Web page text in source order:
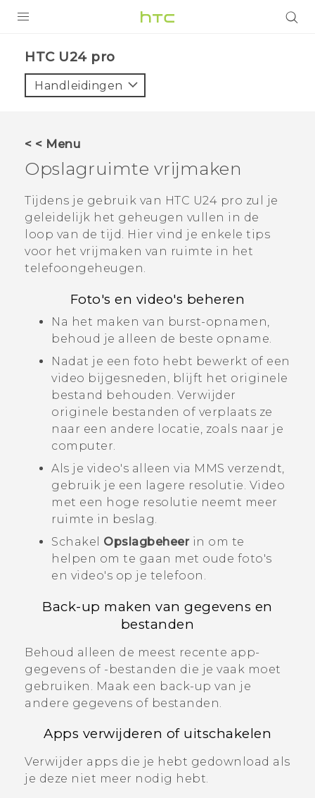
VIVE
HTC Club
SUPPORT
HTC-apparaten & -accessoires
VIVERSE
HTC U24 pro‎
Handleidingen
< < Menu
Opslagruimte vrijmaken
Tijdens je gebruik van HTC U24 pro zul je
geleidelijk het geheugen vullen in de
loop van de tijd. Hier vind je enkele tips
voor het vrijmaken van ruimte in het
telefoongeheugen.
Foto's en video's beheren
Na het maken van burst-opnamen,
behoud je alleen de beste opname.
Nadat je een foto hebt bewerkt of een
video bijgesneden, blijft het originele
bestand behouden. Verwijder
originele bestanden of verplaats ze
naar een andere locatie, zoals naar je
computer.
Als je video's alleen via MMS verzendt,
gebruik je een lagere resolutie. Video
met een hoge resolutie neemt meer
ruimte in beslag.
Schakel Opslagbeheerin om te
helpen om te gaan met oude foto's
en video's op je telefoon.
Back-up maken van gegevens en
bestanden
Behoud alleen de meest recente app-
gegevens of -bestanden die je vaak moet
gebruiken. Maak een back-up van je
andere gegevens of bestanden.
Apps verwijderen of uitschakelen
Verwijder apps die je hebt gedownload als
je deze niet meer nodig hebt.